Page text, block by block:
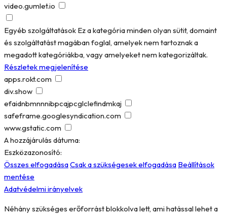
video.gumlet.io
Egyéb szolgáltatások Ez a kategória minden olyan sütit, domaint
és szolgáltatást magában foglal, amelyek nem tartoznak a
megadott kategóriákba, vagy amelyeket nem kategorizáltak.
Részletek megjelenítése
apps.rokt.com
div.show
efaidnbmnnnibpcajpcglclefindmkaj
safeframe.googlesyndication.com
www.gstatic.com
A hozzájárulás dátuma:
Eszközazonosító:
Összes elfogadásaCsak a szükségesek elfogadása Beállítások
mentése
Adatvédelmi irányelvek
Néhány szükséges erőforrást blokkolva lett, ami hatással lehet a